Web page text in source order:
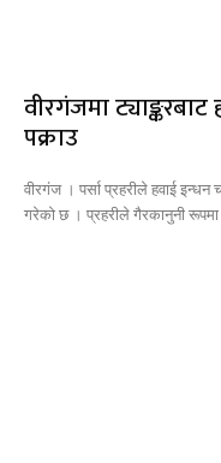
वीरगंजमा
पक्राउ
वीरगंज । पर्सा प्रहरीले हवाई
गरेको छ । प्रहरीले गैरकानुनी रूपमा